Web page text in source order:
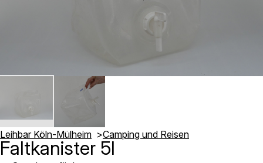
Leihbar Köln-Mülheim Camping und Reisen
Faltkanister 5l